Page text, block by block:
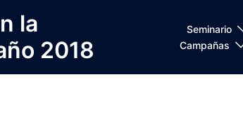
la
2018
Seminario
Campañas